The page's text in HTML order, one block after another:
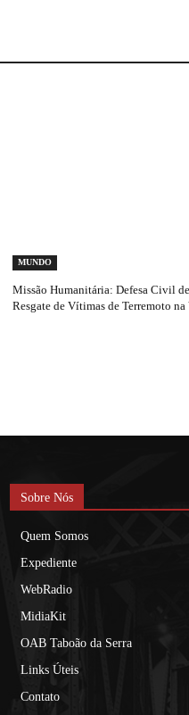
MUNDO
Missão Humanitária: Defesa Civil
Resgate de Vítimas de Terremoto na
Sobre Nós
Quem Somos
Expediente
WebRadio
MidiaKit
OAB Taboão da Serra
Links Úteis
Contato